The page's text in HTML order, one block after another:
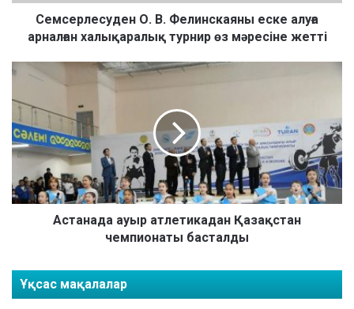
н
.
В
.
Ф
л
и
н
Семсерлесуден О. В. Фелинскаяны еске алуға
арналған халықаралық турнир өз мәресіне жетті
А
т
а
н
а
а
а
а
л
Астанада ауыр атлетикадан Қазақстан
чемпионаты басталды
Ұқсас мақалалар